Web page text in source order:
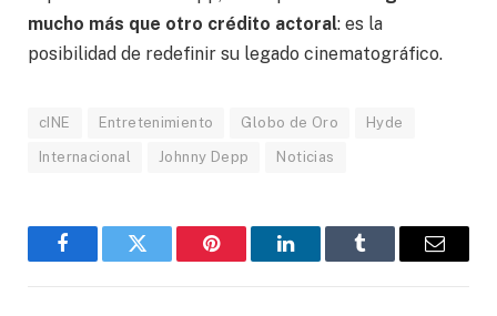
mucho más que otro crédito actoral: es la
posibilidad de redefinir su legado cinematográfico.
cINE Entretenimiento Globo de Oro Hyde
Internacional Johnny Depp Noticias
FacebookGorjeo Pinterest LinkedInTumblr
Correo